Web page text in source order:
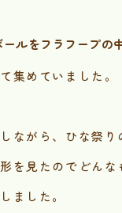
ルをフラフープの
集めていました。
ながら、ひな祭り
を見たのでどん
ました。